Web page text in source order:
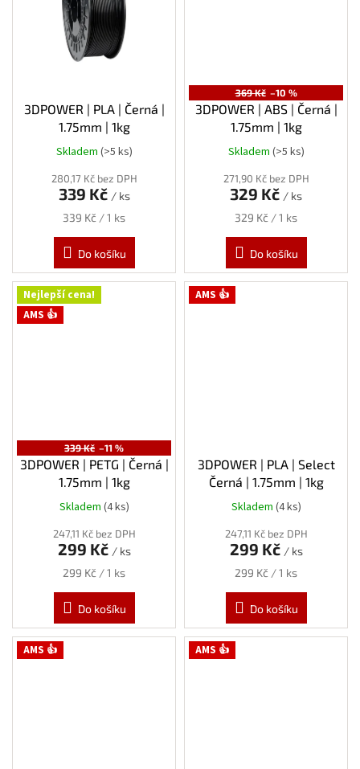
3DPOWER | PLA | Černá |
1.75mm | 1kg
Skladem (>5 ks)
280,17 Kč bez DPH
339 Kč / ks
Měrná
339 Kč / 1 ks
Do košíku
369 Kč –10 %
3DPOWER | ABS | Černá |
1.75mm | 1kg
Skladem (>5 ks)
271,90 Kč bez DPH
329 Kč / ks
Měrná
329 Kč / 1 ks
Do košíku
Nejlepší cena!
AMS 👍
339 Kč –11 %
3DPOWER | PETG | Černá |
1.75mm | 1kg
Skladem (4 ks)
247,11 Kč bez DPH
299 Kč / ks
Měrná
299 Kč / 1 ks
Do košíku
AMS 👍
3DPOWER | PLA | Select
Černá | 1.75mm | 1kg
Skladem (4 ks)
247,11 Kč bez DPH
299 Kč / ks
Měrná
299 Kč / 1 ks
Do košíku
AMS 👍 AMS 👍